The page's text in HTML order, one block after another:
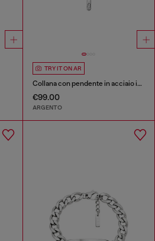
TRY IT ON AR
Collana con pendente in acciaio inox
€99.00
ARGENTO